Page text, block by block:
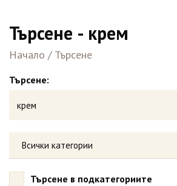
Търсене - крем
Начало / Търсене
Търсене:
Всички категории
Търсене в подкатегориите